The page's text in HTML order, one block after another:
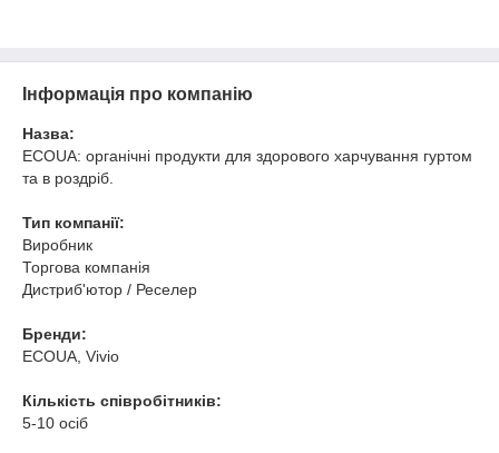
Інформація про компанію
Назва:
ECOUA: органічні продукти для здорового харчування гуртом
та в роздріб.
Тип компанії:
Виробник
Торгова компанія
Дистриб'ютор / Реселер
Бренди:
ECOUA, Vivio
Кількість співробітників:
5-10 осіб